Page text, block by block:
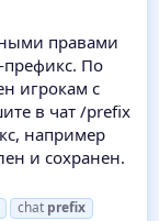
правами
префикс. По
игрокам с
в чат /prefix
например
и сохранен.
chat prefix